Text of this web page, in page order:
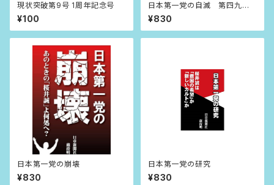
現状突破第9号 1周年記念号
¥100
日本第一党の自滅 第四九回
衆議院議員総選挙 桜井誠
日本第一党全員落選の記録
¥830
日本第一党の崩壊
¥830
日本第一党の研究
¥830